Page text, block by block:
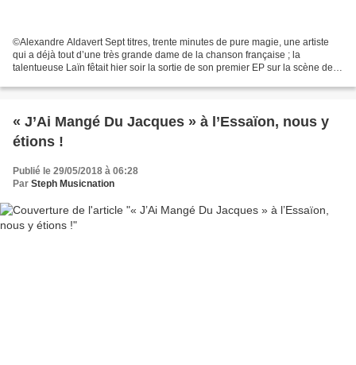
©Alexandre Aldavert Sept titres, trente minutes de pure magie, une artiste
qui a déjà tout d’une très grande dame de la chanson française ; la
talentueuse Laïn fêtait hier soir la sortie de son premier EP sur la scène des
« J’Ai Mangé Du Jacques » à l’Essaïon, nous y
étions !
Publié le 29/05/2018 à 06:28
Par Steph Musicnation